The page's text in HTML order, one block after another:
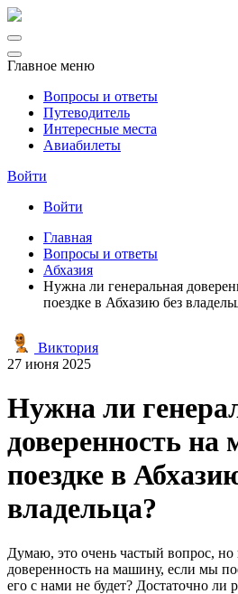
Главное меню
Вопросы и ответы
Путеводитель
Интересные места
Авиабилеты
Войти
Войти
Главная
Вопросы и ответы
Абхазия
Нужна ли генеральная
поездке в Абхазию без
Виктория
27 июня 2025
Нужна ли
доверенность
поездке в
владельца?
Думаю, это очень частый вопрос,
доверенность на машину, если мы
его с нами не будет? Достаточно ли